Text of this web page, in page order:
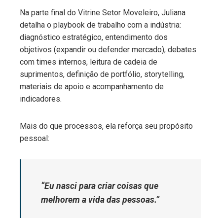
Na parte final do Vitrine Setor Moveleiro, Juliana
detalha o playbook de trabalho com a indústria:
diagnóstico estratégico, entendimento dos
objetivos (expandir ou defender mercado), debates
com times internos, leitura de cadeia de
suprimentos, definição de portfólio, storytelling,
materiais de apoio e acompanhamento de
indicadores.
Mais do que processos, ela reforça seu propósito
pessoal:
“Eu nasci para criar coisas que
melhorem a vida das pessoas.”